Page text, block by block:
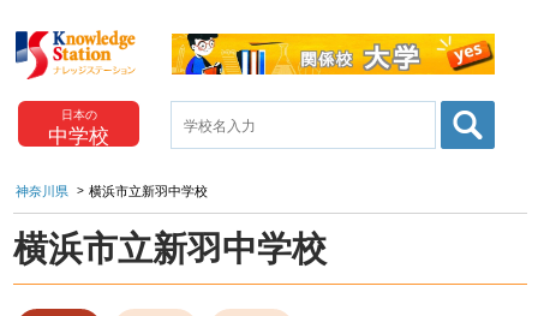
日本の
中学校
神奈川県 横浜市立新羽中学校
横浜市立新羽中学校